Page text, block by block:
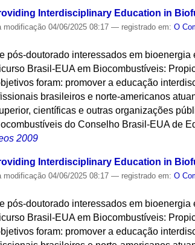
Interdisciplinary Education in
modificação 04/06/2025 08:17— registrado em:O
pós-doutorado interessados em bioenergia
Brasil-EUA em Biocombustíveis:
foram: promover a educação
brasileiros e norte-americanos
científicas e outras organizações
do Conselho Brasil-EUA de
2009
Interdisciplinary Education in
modificação 04/06/2025 08:17— registrado em:O
pós-doutorado interessados em bioenergia
Brasil-EUA em Biocombustíveis:
foram: promover a educação